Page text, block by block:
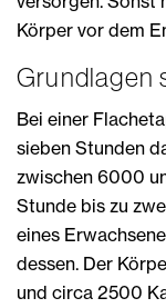
Körper vor dem
Grundlagen
Bei einer
sieben Stunden
zwischen 6000
Stunde bis zu
eines
dessen. Der
und circa 2500